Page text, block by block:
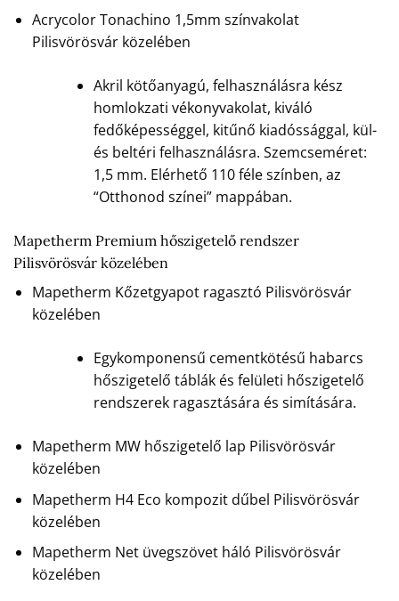
Acrycolor Tonachino 1,5mm színvakolat
Pilisvörösvár közelében
Akril kötőanyagú, felhasználásra kész
homlokzati vékonyvakolat, kiváló
fedőképességgel, kitűnő kiadóssággal, kül-
és beltéri felhasználásra. Szemcseméret:
1,5 mm. Elérhető 110 féle színben, az
“Otthonod színei” mappában.
Mapetherm Premium hőszigetelő rendszer
Pilisvörösvár közelében
Mapetherm Kőzetgyapot ragasztó Pilisvörösvár
közelében
Egykomponensű cementkötésű habarcs
hőszigetelő táblák és felületi hőszigetelő
rendszerek ragasztására és simítására.
Mapetherm MW hőszigetelő lap Pilisvörösvár
közelében
Mapetherm H4 Eco kompozit dűbel Pilisvörösvár
közelében
Mapetherm Net üvegszövet háló Pilisvörösvár
közelében